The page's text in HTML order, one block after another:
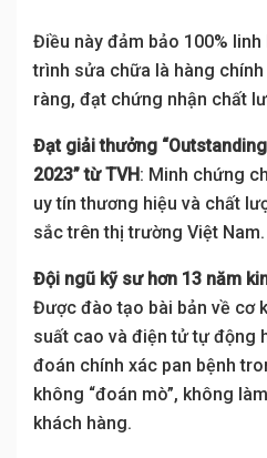
Điều này đảm bảo 100%
trình sửa chữa là hàng
ràng, đạt chứng nhận chất
Đạt giải thưởng
2023” từ TVH : Minh chứng
uy tín thương hiệu và chất
sắc trên thị trường Việt Nam.
Đội ngũ kỹ sư hơn 13 năm
Được đào tạo bài bản về cơ
suất cao và điện tử tự động
đoán chính xác pan bệnh
không “đoán mò”, không
khách hàng.